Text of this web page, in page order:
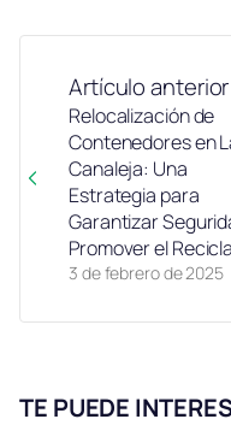
Artículo anterior
3 de febrero de 2025
Relocalización de
Contenedores en
Canaleja: Una
Estrategia para
Garantizar
Promover el
TE PUEDE